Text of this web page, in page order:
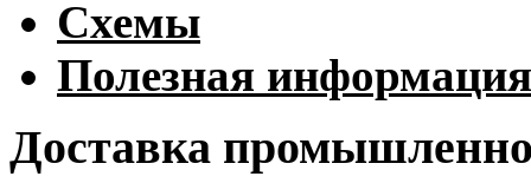
Схемы
Полезная информация
Доставка